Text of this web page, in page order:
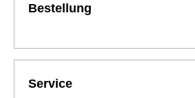
Bestellung
Service